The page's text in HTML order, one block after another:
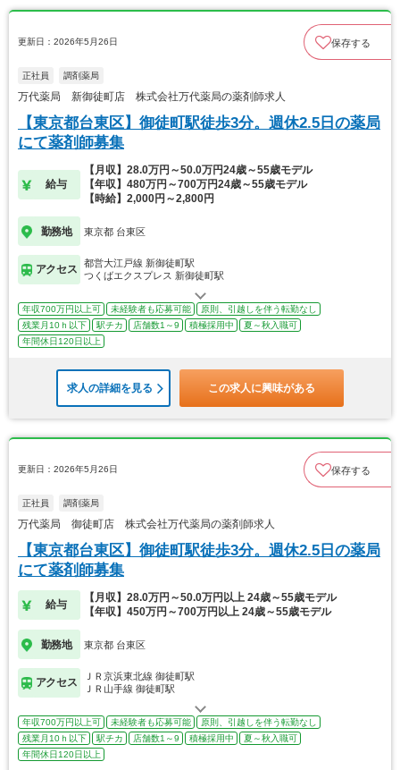
更新日：2026年5月26日 保存する
正社員 調剤薬局
万代薬局 新御徒町店 株式会社万代薬局の薬剤師求人
【東京都台東区】御徒町駅徒歩3分。週休2.5日の薬局
にて薬剤師募集
給与
【月収】28.0万円～50.0万円24歳～55歳モデル
【年収】480万円～700万円24歳～55歳モデル
【時給】2,000円～2,800円
勤務地 東京都 台東区
アクセス
都営大江戸線 新御徒町駅
つくばエクスプレス 新御徒町駅
年収700万円以上可 未経験者も応募可能
原則、引越しを伴う転勤なし
残業月10ｈ以下
駅チカ 店舗数1～9 積極採用中
夏～秋入職可
年間休日120日以上
求人の詳細を見る この求人に興味がある
更新日：2026年5月26日 保存する
正社員 調剤薬局
万代薬局 御徒町店 株式会社万代薬局の薬剤師求人
【東京都台東区】御徒町駅徒歩3分。週休2.5日の薬局
にて薬剤師募集
給与
【月収】28.0万円～50.0万円以上 24歳～55歳モデル
【年収】450万円～700万円以上 24歳～55歳モデル
勤務地 東京都 台東区
アクセス
ＪＲ京浜東北線 御徒町駅
ＪＲ山手線 御徒町駅
年収700万円以上可 未経験者も応募可能
原則、引越しを伴う転勤なし
残業月10ｈ以下
駅チカ 店舗数1～9 積極採用中
夏～秋入職可
年間休日120日以上